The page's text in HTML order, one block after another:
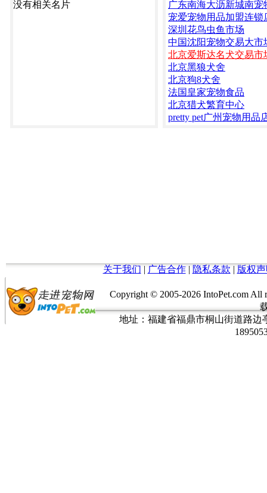
没有相关名片
广东南海大沥新城南宠
宠爱宠物用品加盟连锁
深圳花鸟虫鱼市场
中国沈阳宠物交易大市
北京爱斯达名犬交易市
北京黑狼犬舍
北京狗8犬舍
法国皇家宠物食品
北京猎犬繁育中心
pretty pet广州宠物用品
关于我们 | 广告合作| 隐私条款 | 版权
Copyright © 2005-2026 IntoPet.com
地址：福建省福鼎市桐山街道路边